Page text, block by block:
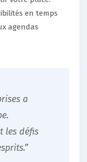
en temps
agendas
a
les défis